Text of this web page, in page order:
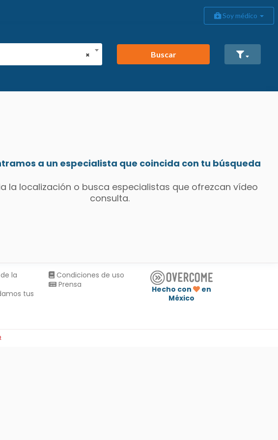
Soy médico
×
Buscar
a un especialista que coincida con tu búsqueda
la localización o busca especialistas que ofrezcan vídeo
consulta.
la
tus
Condiciones de uso
Prensa
Hecho con
en
México